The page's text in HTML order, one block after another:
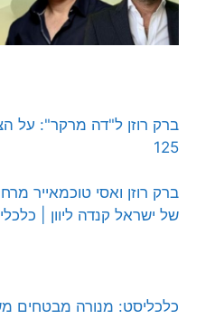
ברק רוזן ל"דה מרקר": על
125
ברק רוזן ואסי טוכמאייר
של ישראל קנדה ליוון |
כלכליסט: מנורה מבטחים